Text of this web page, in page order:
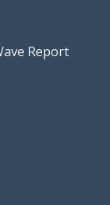
Report